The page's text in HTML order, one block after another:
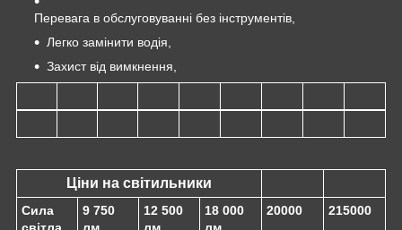
Перевага в обслуговуванні без інструментів,
Легко замінити водія,
Захист від вимкнення,
Ціни на світильники
Сила
9 750
12 500
18 000
20000 215000